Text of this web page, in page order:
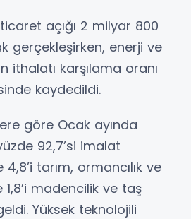
açığı 2 milyar 800
gerçekleşirken, enerji ve
ithalatı karşılama oranı
kaydedildi.
göre Ocak ayında
92,7’si imalat
tarım, ormancılık ve
1,8’i madencilik ve taş
Yüksek teknolojili